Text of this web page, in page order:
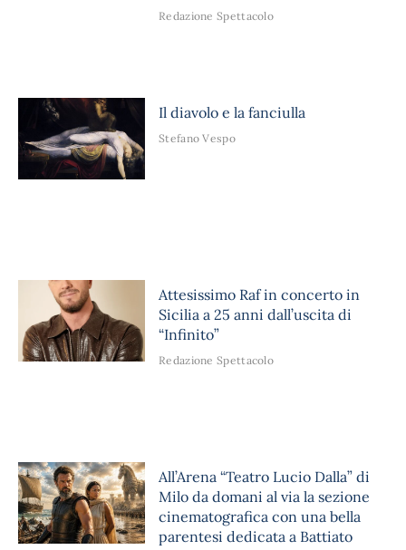
Redazione Spettacolo
Il diavolo e la fanciulla
Stefano Vespo
Attesissimo Raf in concerto in
Sicilia a 25 anni dall’uscita di
“Infinito”
Redazione Spettacolo
All’Arena “Teatro Lucio Dalla” di
Milo da domani al via la sezione
cinematografica con una bella
parentesi dedicata a Battiato